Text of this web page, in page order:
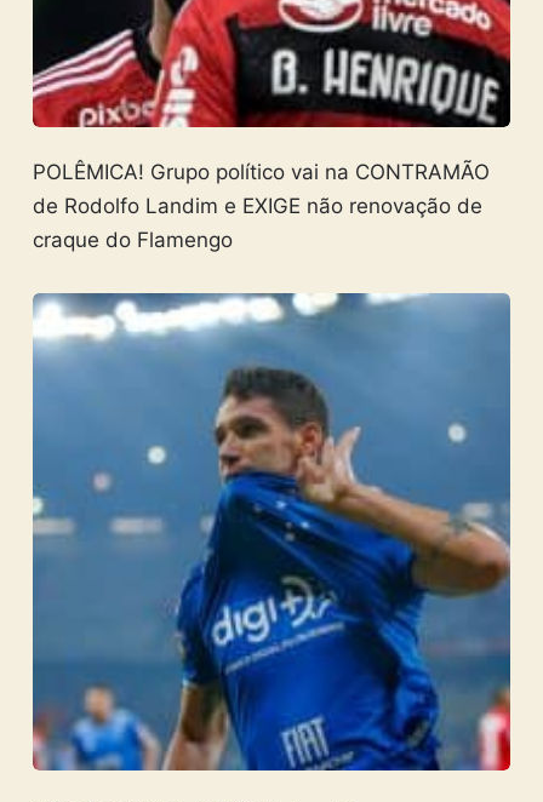
POLÊMICA! Grupo político vai na CONTRAMÃO
de Rodolfo Landim e EXIGE não renovação de
craque do Flamengo